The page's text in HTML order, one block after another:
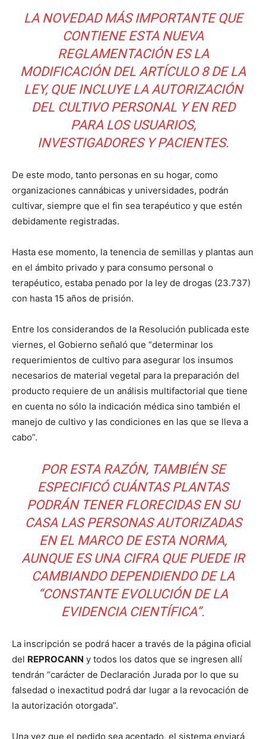
LA NOVEDAD MÁS IMPORTANTE QUE
CONTIENE ESTA NUEVA
REGLAMENTACIÓN ES LA
MODIFICACIÓN DEL ARTÍCULO 8 DE LA
LEY, QUE INCLUYE LA AUTORIZACIÓN
DEL CULTIVO PERSONAL Y EN RED
PARA LOS USUARIOS,
INVESTIGADORES Y PACIENTES.
De este modo, tanto personas en su hogar, como
organizaciones cannábicas y universidades, podrán
cultivar, siempre que el fin sea terapéutico y que estén
debidamente registradas.
Hasta ese momento, la tenencia de semillas y plantas aun
en el ámbito privado y para consumo personal o
terapéutico, estaba penado por la ley de drogas (23.737)
con hasta 15 años de prisión.
Entre los considerandos de la Resolución publicada este
viernes, el Gobierno señaló que “determinar los
requerimientos de cultivo para asegurar los insumos
necesarios de material vegetal para la preparación del
producto requiere de un análisis multifactorial que tiene
en cuenta no sólo la indicación médica sino también el
manejo de cultivo y las condiciones en las que se lleva a
cabo”.
POR ESTA RAZÓN, TAMBIÉN SE
ESPECIFICÓ CUÁNTAS PLANTAS
PODRÁN TENER FLORECIDAS EN SU
CASA LAS PERSONAS AUTORIZADAS
EN EL MARCO DE ESTA NORMA,
AUNQUE ES UNA CIFRA QUE PUEDE IR
CAMBIANDO DEPENDIENDO DE LA
“CONSTANTE EVOLUCIÓN DE LA
EVIDENCIA CIENTÍFICA”.
La inscripción se podrá hacer a través de la página oficial
del REPROCANN y todos los datos que se ingresen allí
tendrán “carácter de Declaración Jurada por lo que su
falsedad o inexactitud podrá dar lugar a la revocación de
la autorización otorgada”.
Una vez que el pedido sea aceptado, el sistema enviará